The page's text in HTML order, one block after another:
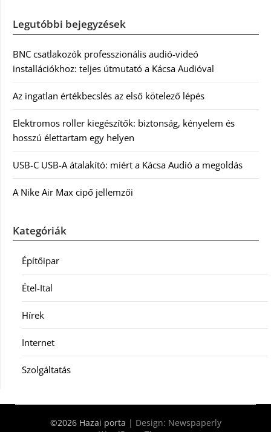
Legutóbbi bejegyzések
BNC csatlakozók professzionális audió-videó
installációkhoz: teljes útmutató a Kácsa Audióval
Az ingatlan értékbecslés az első kötelező lépés
Elektromos roller kiegészítők: biztonság, kényelem és
hosszú élettartam egy helyen
USB-C USB-A átalakító: miért a Kácsa Audió a megoldás
A Nike Air Max cipő jellemzői
Kategóriák
Építőipar
Étel-Ital
Hírek
Internet
Szolgáltatás
©2026 Hazai porta | Design: Newspaperly